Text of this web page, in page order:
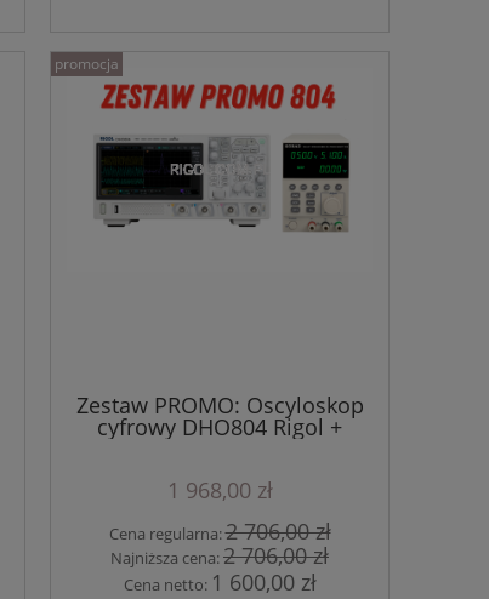
Zestaw PROMO: Oscyloskop
cyfrowy DHO804 Rigol +
zasilacz KKG305P
1 968,00 zł
Cena regularna:2 706,00 zł
Najniższa cena:2 706,00 zł
Cena netto: 1 600,00 zł
promocja